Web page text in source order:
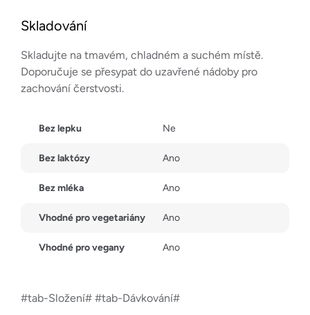
Skladování
Skladujte na tmavém, chladném a suchém místě.
Doporučuje se přesypat do uzavřené nádoby pro
zachování čerstvosti.
Bez lepku Ne
Bez laktózy Ano
Bez mléka Ano
Vhodné pro vegetariány Ano
Vhodné pro vegany Ano
#tab-Složení# #tab-Dávkování#